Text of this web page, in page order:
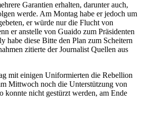
Garantien erhalten, darunter auch,
werde. Am Montag habe er jedoch um
er würde nur die Flucht von
er anstelle von Guaido zum Präsidenten
habe diese Bitte den Plan zum Scheitern
zitierte der Journalist Quellen aus
mit einigen Uniformierten die Rebellion
Mittwoch noch die Unterstützung von
konnte nicht gestürzt werden, am Ende